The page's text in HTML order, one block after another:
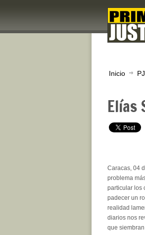
Inicio
Elías
Caracas, 04
problema
particular los
padecer un
realidad
diarios nos
que